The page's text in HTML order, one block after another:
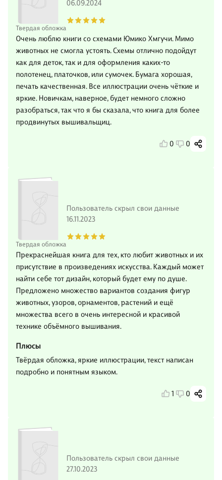
Твердая обложка
06.09.2024
Очень люблю книги со схемами Юмико Хмгучи. Мимо
животных не смогла устоять. Схемы отлично подойдут
как для деток, так и для оформления каких-то
полотенец, платочков, или сумочек. Бумага хорошая,
печать качественная. Все иллюстрации очень чёткие и
яркие. Новичкам, наверное, будет немного сложно
разобраться, так что я бы сказала, что книга для более
продвинутых вышивальщиц.
0 0
Твердая обложка
Пользователь скрыл свои данные
16.11.2023
Прекраснейшая книга для тех, кто любит животных и их
присутствие в произведениях искусства. Каждый может
найти себе тот дизайн, который будет ему по душе.
Предложено множество вариантов создания фигур
животных, узоров, орнаментов, растений и ещё
множества всего в очень интересной и красивой
технике объёмного вышивания.
Плюсы
Твёрдая обложка, яркие иллюстрации, текст написан
подробно и понятным языком.
1 0
Пользователь скрыл свои данные
27.10.2023